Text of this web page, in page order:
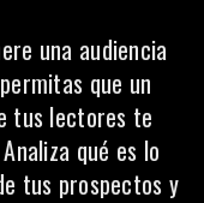
una audiencia
que un
tus lectores te
qué es lo
tus prospectos y